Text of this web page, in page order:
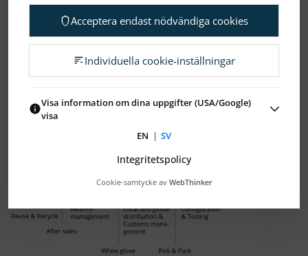
värdekedja
Acceptera endast nödvändiga cookies
Individuella cookie-inställningar
Visa information om dina uppgifter (USA/Google)
visa
EN | SV
Integritetspolicy
Cookie-samtycke av WebThinker